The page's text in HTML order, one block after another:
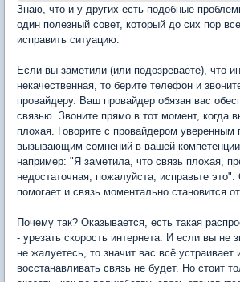
Знаю, что и у других есть подобные
один полезный совет, который до сих пор
исправить ситуацию.
Если вы заметили (или подозреваете), что
некачественная, то берите телефон и
провайдеру. Ваш провайдер обязан вас
связью. Звоните прямо в тот момент, когда
плохая. Говорите с провайдером уверенным
вызывающим сомнений в вашей
например: "Я заметила, что связь плохая,
недостаточная, пожалуйста, исправьте
помогает и связь моментально становится
Почему так? Оказывается, есть такая
- урезать скорость интернета. И если вы не
не жалуетесь, то значит вас всё устраивает
восстанавливать связь не будет. Но стоит